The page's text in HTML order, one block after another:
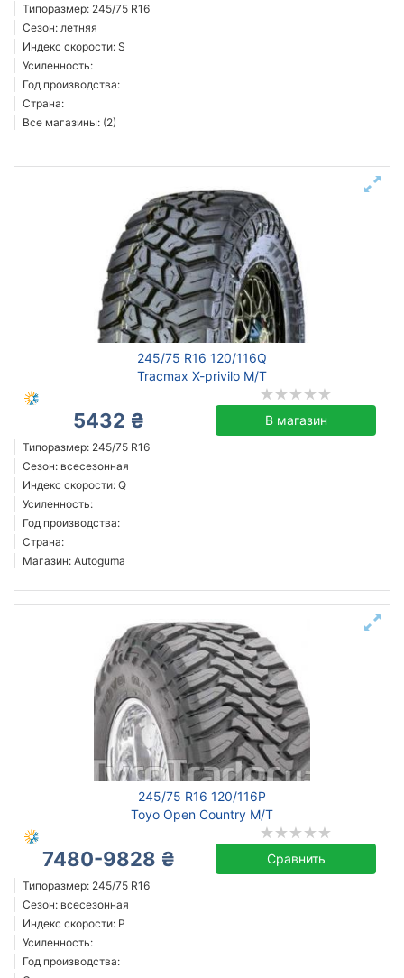
Типоразмер: 245/75 R16
Сезон: летняя
Индекс скорости: S
Усиленность:
Год производства:
Страна:
Все магазины: (2)
245/75 R16 120/116Q
Tracmax X-privilo M/T
5432 ₴ В магазин
Типоразмер: 245/75 R16
Сезон: всесезонная
Индекс скорости: Q
Усиленность:
Год производства:
Страна:
Магазин: Autoguma
245/75 R16 120/116P
Toyo Open Country M/T
7480-9828 ₴ Сравнить
Типоразмер: 245/75 R16
Сезон: всесезонная
Индекс скорости: P
Усиленность:
Год производства: